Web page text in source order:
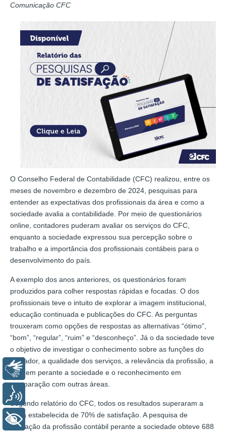
Comunicação CFC
O Conselho Federal de Contabilidade (CFC) realizou, entre os
meses de novembro e dezembro de 2024, pesquisas para
entender as expectativas dos profissionais da área e como a
sociedade avalia a contabilidade. Por meio de questionários
online, contadores puderam avaliar os serviços do CFC,
enquanto a sociedade expressou sua percepção sobre o
trabalho e a importância dos profissionais contábeis para o
desenvolvimento do país.
A exemplo dos anos anteriores, os questionários foram
produzidos para colher respostas rápidas e focadas. O dos
profissionais teve o intuito de explorar a imagem institucional,
educação continuada e publicações do CFC. As perguntas
trouxeram como opções de respostas as alternativas “ótimo”,
“bom”, “regular”, “ruim” e “desconheço”. Já o da sociedade teve
o objetivo de investigar o conhecimento sobre as funções do
contador, a qualidade dos serviços, a relevância da profissão, a
imagem perante a sociedade e o reconhecimento em
comparação com outras áreas.
Segundo relatório do CFC, todos os resultados superaram a
meta estabelecida de 70% de satisfação. A pesquisa de
avaliação da profissão contábil perante a sociedade obteve 688
+ Acessibilidade